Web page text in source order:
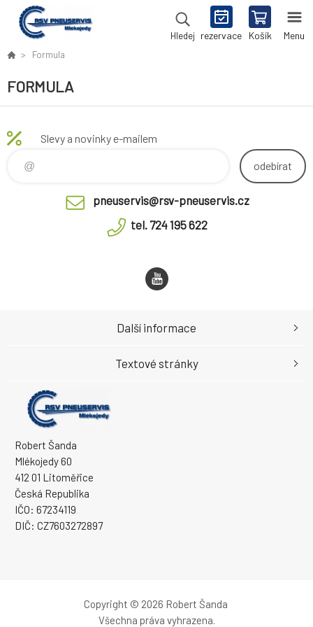
Hledej rezervace Košík Menu
Formula
FORMULA
Slevy a novinky e-mailem
odebírat
pneuservis@rsv-pneuservis.cz
tel. 724 195 622
Robert Šanda
Mlékojedy 60
412 01 Litoměřice
Česká Republika
IČO: 67234119
DIČ: CZ7603272897
Další informace
Textové stránky
Copyright © 2026 Robert Šanda
Všechna práva vyhrazena.